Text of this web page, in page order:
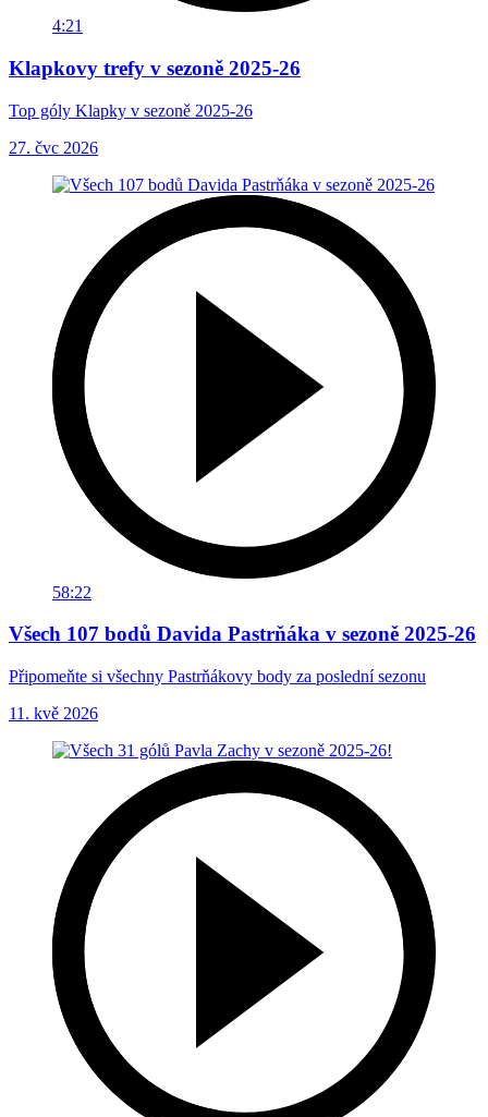
4:21
Klapkovy trefy v sezoně 2025-26
Top góly Klapky v sezoně 2025-26
27. čvc 2026
58:22
Všech 107 bodů Davida Pastrňáka v sezoně 2025-26
Připomeňte si všechny Pastrňákovy body za poslední sezonu
11. kvě 2026